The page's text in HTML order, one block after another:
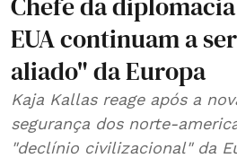
EUA continuam a
aliado" da Europa
Kaja Kallas reage após a
segurança dos norte-
"declínio civilizacional" da